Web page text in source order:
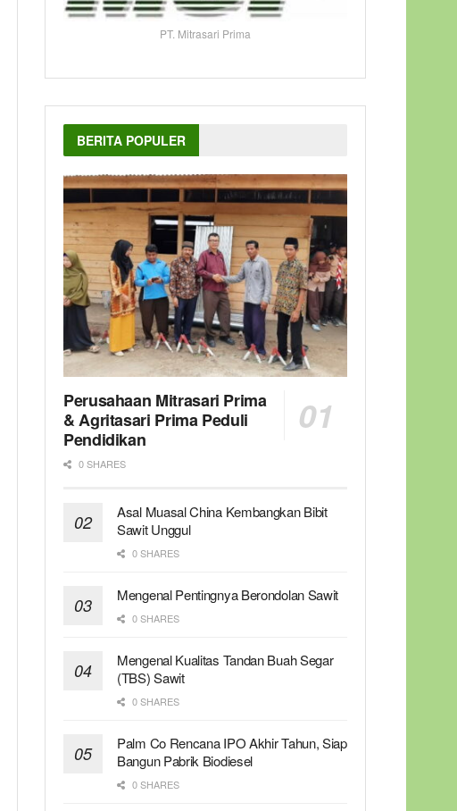
PT. Mitrasari Prima
BERITA POPULER
Perusahaan Mitrasari Prima
& Agritasari Prima Peduli
Pendidikan
0 SHARES
Asal Muasal China Kembangkan Bibit
Sawit Unggul
0 SHARES
Mengenal Pentingnya Berondolan Sawit
0 SHARES
Mengenal Kualitas Tandan Buah Segar
(TBS) Sawit
0 SHARES
Palm Co Rencana IPO Akhir Tahun, Siap
Bangun Pabrik Biodiesel
0 SHARES